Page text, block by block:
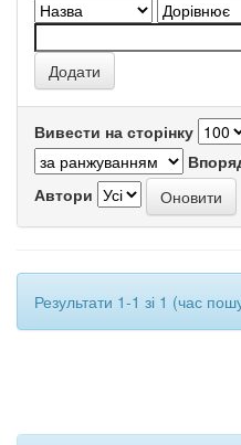
Вивести на сторінку
Автори
Результати 1-1 зі 1 (час